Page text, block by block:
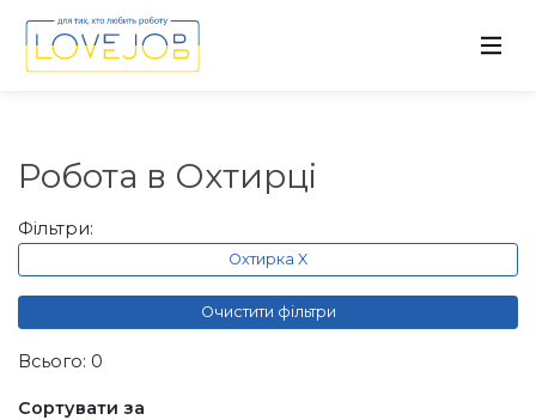
Робота в Охтирці
Фільтри:
Охтирка X
Очистити фільтри
Всього: 0
Сортувати за